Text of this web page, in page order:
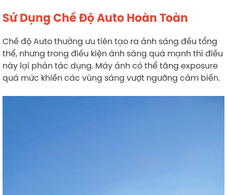
Sử Dụng Chế Độ Auto Hoàn Toàn
Chế độ Auto thường ưu tiên tạo ra ảnh sáng đều tổng
thể, nhưng trong điều kiện ánh sáng quá mạnh thì điều
này lại phản tác dụng. Máy ảnh có thể tăng exposure
quá mức khiến các vùng sáng vượt ngưỡng cảm biến.